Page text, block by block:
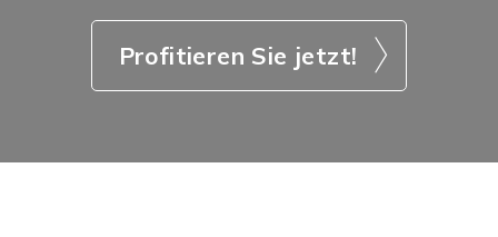
Profitieren Sie jetzt!